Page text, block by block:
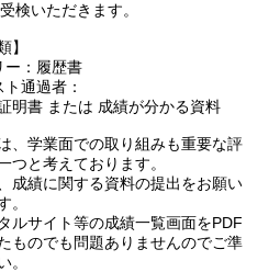
検いただきます。
】
ー：履歴書
通過者：
明書 または 成績が分かる資料
、学業面での取り組みも重要な評
つと考えております。
成績に関する資料の提出をお願い
。
ルサイト等の成績一覧画面をPDF
ものでも問題ありませんのでご準
。